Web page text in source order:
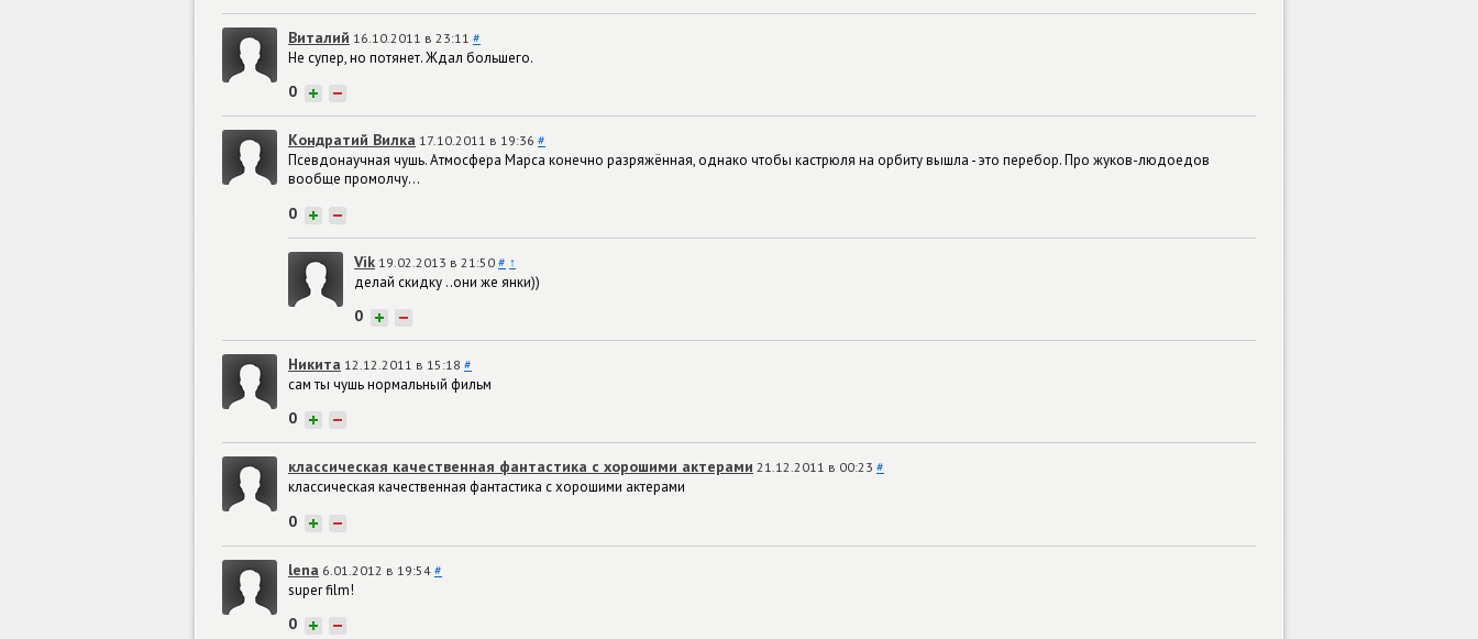
Виталий 16.10.2011 в 23:11 #
Не супер, но потянет. Ждал большего.
0 + −
Кондратий Вилка 17.10.2011 в 19:36 #
Псевдонаучная чушь. Атмосфера Марса конечно разряжённая, однако чтобы кастрюля на орбиту вышла - это перебор. Про жуков-людоедов
вообще промолчу...
0 + −
Vik 19.02.2013 в 21:50 # ↑
делай скидку ..они же янки))
0 + −
Никита 12.12.2011 в 15:18 #
сам ты чушь нормальный фильм
0 + −
классическая качественная фантастика с хорошими актерами 21.12.2011 в 00:23 #
классическая качественная фантастика с хорошими актерами
0 + −
lena 6.01.2012 в 19:54 #
super film!
0 + −